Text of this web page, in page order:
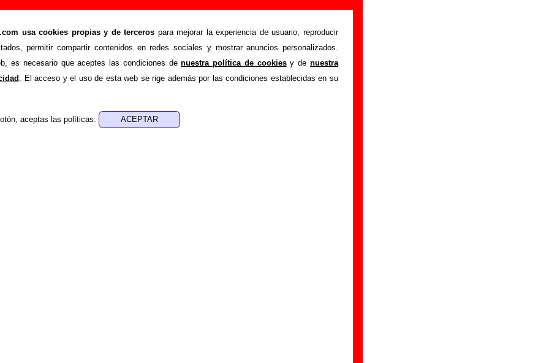
usa cookies propias y de terceros para mejorar la experiencia de usuario, reproducir
permitir compartir contenidos en redes sociales y mostrar anuncios personalizados.
es necesario que aceptes las condiciones denuestra política de cookiesy denuestra
. El acceso y el uso de esta web se rige además por las condiciones establecidas en su
aceptas las políticas:
Añadir o corregir información
>Añadir
adicional, puedes enviar nueva información o corregir la existente mediante el
o escribiendo un e-mail a guialven@musicoscopio.com.Gracias por tu